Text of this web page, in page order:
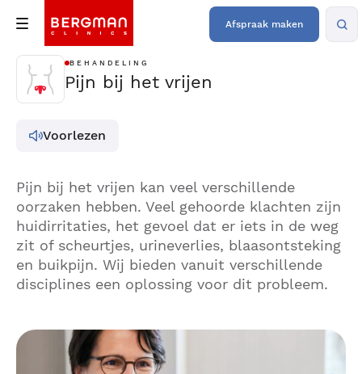
Afspraak maken
BEHANDELING
Pijn bij het vrijen
Voorlezen
Pijn bij het vrijen kan veel verschillende
oorzaken hebben. Veel gehoorde klachten zijn
huidirritaties, het gevoel dat er iets in de weg
zit of scheurtjes, urineverlies, blaasontsteking
en buikpijn. Wij bieden vanuit verschillende
disciplines een oplossing voor dit probleem.